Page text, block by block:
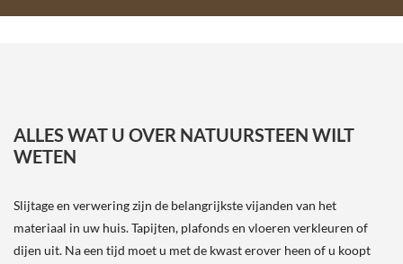
ALLES WAT U OVER NATUURSTEEN WILT
WETEN
Slijtage en verwering zijn de belangrijkste vijanden van het
materiaal in uw huis. Tapijten, plafonds en vloeren verkleuren of
dijen uit. Na een tijd moet u met de kwast erover heen of u koopt